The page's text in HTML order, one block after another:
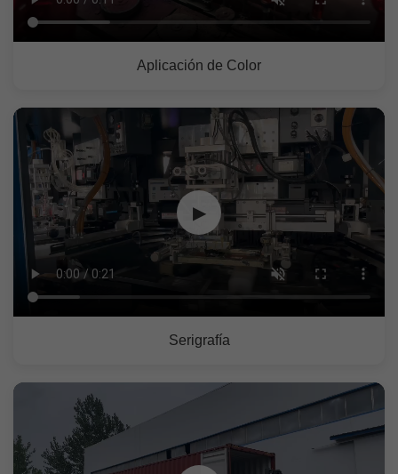
Aplicación de Color
▶
Serigrafía